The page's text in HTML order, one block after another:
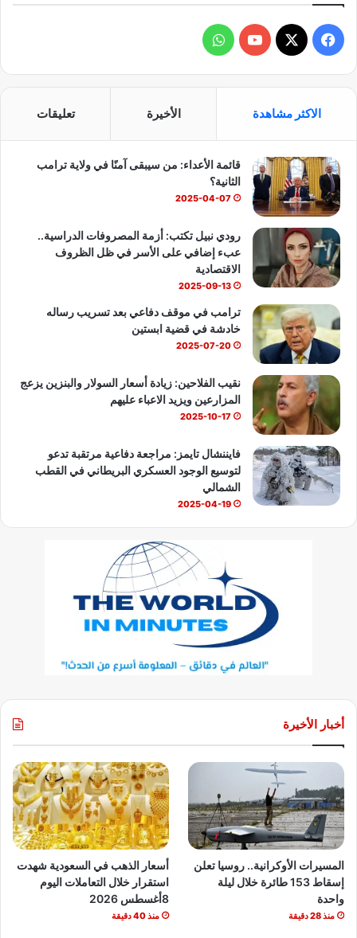
ي
و
ك
X
Y
T
u
e
ا
ا
ب
الاكثر مشاهدة الأخيرة تعليقات
قائمة الأعداء: من سيبقى آمنًا في ولاية ترامب
الثانية؟
2025-04-07
رودي نبيل تكتب: أزمة المصروفات الدراسية..
عبء إضافي على الأسر في ظل الظروف
الاقتصادية
2025-09-13
ترامب في موقف دفاعي بعد تسريب رساله
خادشة في قضية ابستين
2025-07-20
نقيب الفلاحين: زيادة أسعار السولار والبنزين يزعج
المزارعين ويزيد الاعباء عليهم
2025-10-17
فايننشال تايمز: مراجعة دفاعية مرتقبة تدعو
لتوسيع الوجود العسكري البريطاني في القطب
الشمالي
2025-04-19
أخبار الأخيرة
المسيرات الأوكرانية.. روسيا تعلن
إسقاط 153 طائرة خلال ليلة
واحدة
منذ 28 دقيقة
أسعار الذهب في السعودية شهدت
استقرار خلال التعاملات اليوم
8أغسطس 2026
منذ 40 دقيقة